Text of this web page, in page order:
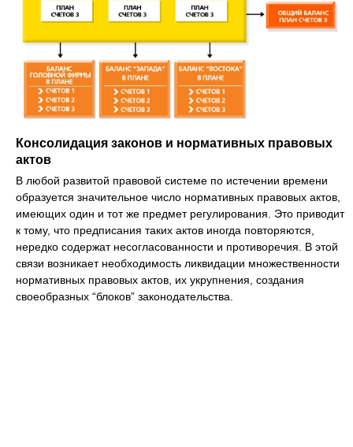
Консолидация законов и нормативных правовых
актов
В любой развитой правовой системе по истечении времени
образуется значительное число нормативных правовых актов,
имеющих один и тот же предмет регулирования. Это приводит
к тому, что предписания таких актов иногда повторяются,
нередко содержат несогласованности и противоречия. В этой
связи возникает необходимость ликвидации множественности
нормативных правовых актов, их укрупнения, создания
своеобразных “блоков” законодательства.